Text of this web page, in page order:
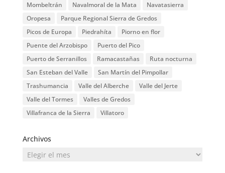
Mombeltrán
Navalmoral de la Mata
Navatasierra
Oropesa
Parque Regional Sierra de Gredos
Picos de Europa
Piedrahíta
Piorno en flor
Puente del Arzobispo
Puerto del Pico
Puerto de Serranillos
Ramacastañas
Ruta nocturna
San Esteban del Valle
San Martín del Pimpollar
Trashumancia
Valle del Alberche
Valle del Jerte
Valle del Tormes
Valles de Gredos
Villafranca de la Sierra
Villatoro
Archivos
Archivos